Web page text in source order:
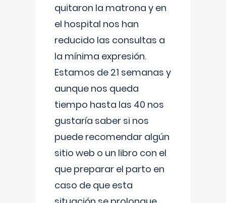
quitaron la matrona y en
el hospital nos han
reducido las consultas a
la mínima expresión.
Estamos de 21 semanas y
aunque nos queda
tiempo hasta las 40 nos
gustaría saber si nos
puede recomendar algún
sitio web o un libro con el
que preparar el parto en
caso de que esta